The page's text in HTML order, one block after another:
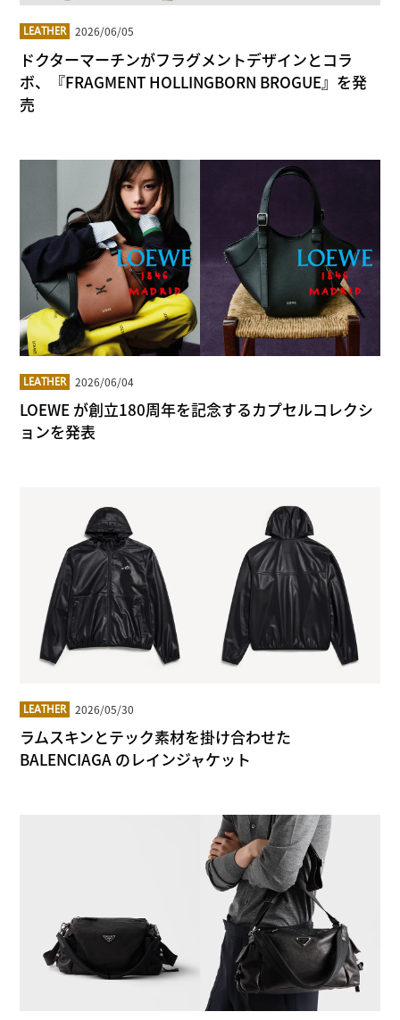
LEATHER 2026/06/05
ドクターマーチンがフラグメントデザインとコラ
ボ、『FRAGMENT HOLLINGBORN BROGUE』を発
売
LEATHER 2026/06/04
LOEWE が創立180周年を記念するカプセルコレクシ
ョンを発表
LEATHER 2026/05/30
ラムスキンとテック素材を掛け合わせた
BALENCIAGA のレインジャケット